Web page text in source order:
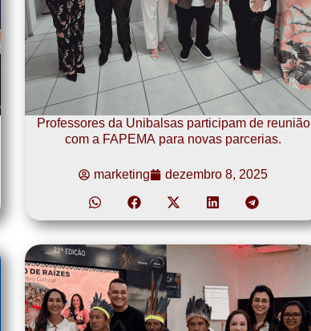
Professores da Unibalsas participam de reunião
com a FAPEMA para novas parcerias.
marketing dezembro 8, 2025